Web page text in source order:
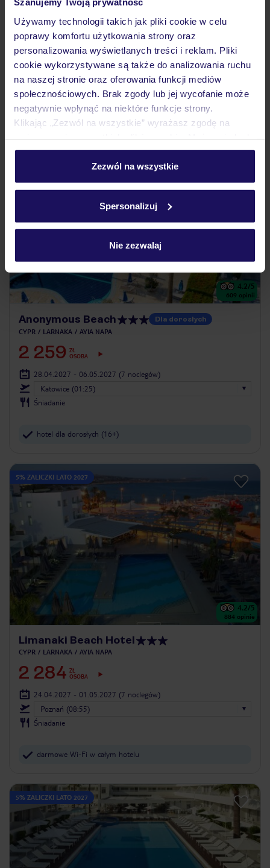
Używamy technologii takich jak pliki cookie w celu
poprawy komfortu użytkowania strony oraz
personalizowania wyświetlanych treści i reklam. Pliki
cookie wykorzystywane są także do analizowania ruchu
na naszej stronie oraz oferowania funkcji mediów
społecznościowych. Brak zgody lub jej wycofanie może
negatywnie wpłynąć na niektóre funkcje strony.
Klikając „Zezwól na wszystkie” wyrażasz zgodę na
personalizować swój wybór wchodząc w zakładkę
Szczegółowe informacje o plikach cookie znajdziesz
Zezwól na wszystkie
Spersonalizuj
Nie zezwalaj
LARNAKA PROTARAS
2 256 OSOBA
24.04.2027 - 01.05.2027 (7 noclegów)
Poznań (08:55)
Bez wyżywienia
przyjazny dla rodzin z dziećmi
4.2/5
609 opinii
Anonymous Beach Dla dorosłych
CYPR LARNAKA AYIA NAPA
2 259 ZŁ
OSOBA
28.04.2027 - 06.05.2027 (7 noclegów)
Katowice (01:25)
Śniadanie
hotel dla dorosłych (16+)
5% ZALICZKI LATO 2027
4.2/5
884 opinie
Limanaki Beach Hotel
CYPR LARNAKA AYIA NAPA
2 284 ZŁ
OSOBA
24.04.2027 - 01.05.2027 (7 noclegów)
Poznań (08:55)
Śniadanie
darmowe Wi-Fi w całym hotelu
5% ZALICZKI LATO 2027